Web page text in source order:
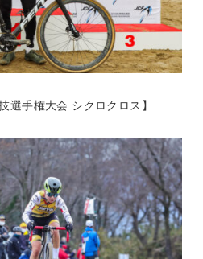
選手権大会 シクロクロス】